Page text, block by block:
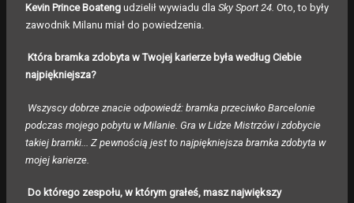
Kevin Prince Boateng udzielił wywiadu dla Sky Sport 24. Oto, to były
zawodnik Milanu miał do powiedzenia.
Która bramka zdobyta w Twojej karierze była według Ciebie
najpiękniejsza?
Wszyscy dobrze znacie odpowiedź: bramka przeciwko Barcelonie
podczas mojego pobytu w Milanie. Gra w Lidze Mistrzów i zdobycie
takiej bramki... Z pewnością jest to najpiękniejsza bramka zdobyta w
mojej karierze.
Do którego zespołu, w którym grałeś, masz największy